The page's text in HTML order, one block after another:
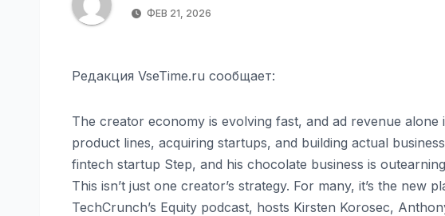
ФЕВ 21, 2026
Редакция VseTime.ru сообщает:
The creator economy is evolving fast, and ad revenue alone
product lines, acquiring startups, and building actual
fintech startup Step, and his chocolate business is
This isn’t just one creator’s strategy. For many, it’s the new
TechCrunch’s Equity podcast, hosts Kirsten Korosec,